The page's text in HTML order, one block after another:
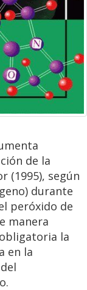
de la
(1995), según
durante
peróxido de
manera
la
en la